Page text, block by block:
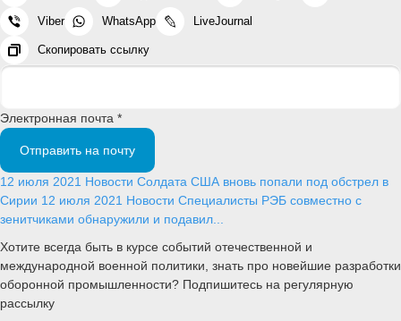
Viber WhatsApp LiveJournal
Скопировать ссылку
Электронная почта *
Отправить на почту
12 июля 2021 Новости Солдата США вновь попали под обстрел в
Сирии 12 июля 2021 Новости Специалисты РЭБ совместно с
зенитчиками обнаружили и подавил...
Хотите всегда быть в курсе событий отечественной и
международной военной политики, знать про новейшие разработки
оборонной промышленности? Подпишитесь на регулярную
рассылку